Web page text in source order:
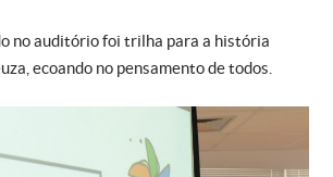
no auditório foi trilha para a história
ecoando no pensamento de todos.